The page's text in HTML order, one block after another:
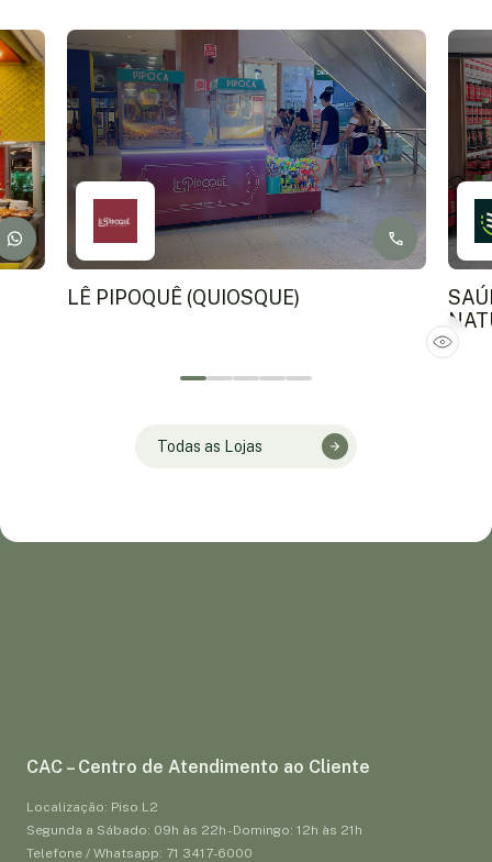
LÊ PIPOQUÊ (QUIOSQUE)
Todas as Lojas
CAC – Centro de Atendimento ao Cliente
Localização: Piso L2
Segunda a Sábado: 09h às 22h - Domingo: 12h às 21h
Telefone / Whatsapp: 71 3417-6000